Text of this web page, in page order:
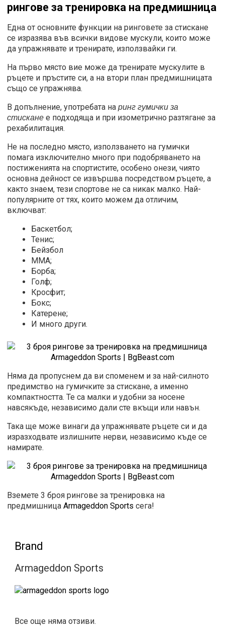
рингове за тренировка на предмишница
Една от основните функции на ринговете за стискане
се изразява във всички видове мускули, които може
да упражнявате и тренирате, използвайки ги.
На първо място вие може да тренирате мускулите в
ръцете и пръстите си, а на втори план предмишницата
също се упражнява.
В допълнение, употребата наринг гумички за
стискане е подходяща и при изометрично разтягане за
рехабилитация.
Не на последно място, използването на гумички
помага изключително много при подобряването на
постиженията на спортистите, особено онези, чиято
основна дейност се извършва посредством ръцете, а
както знаем, тези спортове не са никак малко. Най-
популярните от тях, които можем да отличим,
включват:
Баскетбол;
Тенис;
Бейзбол
MMA;
Борба;
Голф;
Кросфит;
Бокс;
Катерене;
И много други.
Няма да пропуснем да ви споменем и за най-силното
предимство на гумичките за стискане, а именно
компактността. Те са малки и удобни за носене
навсякъде, независимо дали сте вкъщи или навън.
Така ще може винаги да упражнявате ръцете си и да
изразходвате излишните нерви, независимо къде се
намирате.
Вземете 3 броя рингове за тренировка на
предмишницаArmageddon Sports сега!
Brand
Armageddon Sports
Все още няма отзиви.